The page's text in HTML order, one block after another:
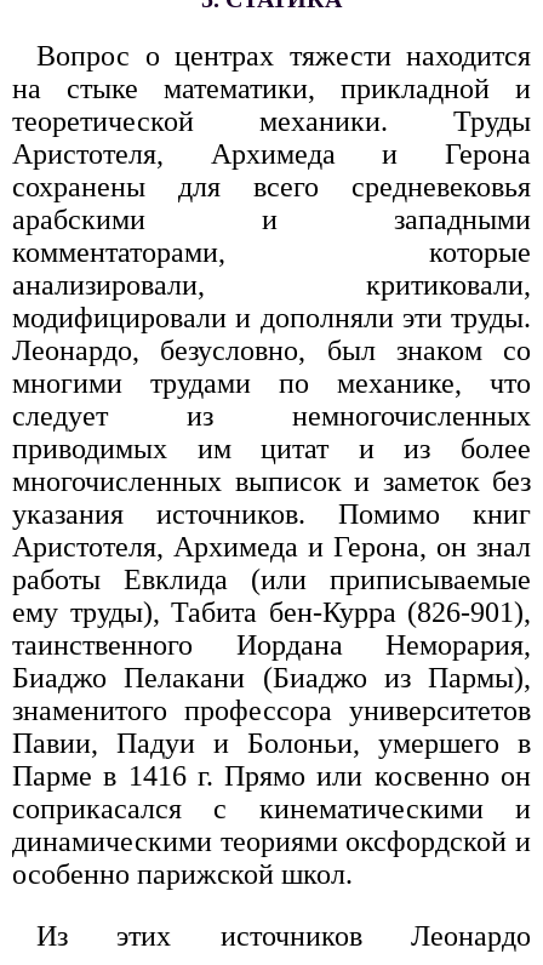
Вопрос о центрах тяжести находится
на стыке математики, прикладной и
теоретической механики. Труды
Аристотеля, Архимеда и Герона
сохранены для всего средневековья
арабскими и западными
комментаторами, которые
анализировали, критиковали,
модифицировали и дополняли эти труды.
Леонардо, безусловно, был знаком со
многими трудами по механике, что
следует из немногочисленных
приводимых им цитат и из более
многочисленных выписок и заметок без
указания источников. Помимо книг
Аристотеля, Архимеда и Герона, он знал
работы Евклида (или приписываемые
ему труды), Табита бен-Курра (826-901),
таинственного Иордана Неморария,
Биаджо Пелакани (Биаджо из Пармы),
знаменитого профессора университетов
Павии, Падуи и Болоньи, умершего в
Парме в 1416 г. Прямо или косвенно он
соприкасался с кинематическими и
динамическими теориями оксфордской и
особенно парижской школ.
Из этих источников Леонардо